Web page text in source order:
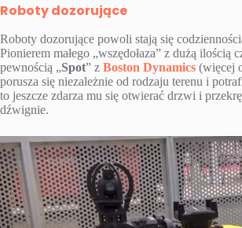
Roboty dozorujące
Roboty dozorujące powoli stają się
Pionierem małego „wszędołaza” z dużą ilością
pewnością „Spot” z Boston Dynamics (więcej
porusza się niezależnie od rodzaju terenu i
to jeszcze zdarza mu się otwierać drzwi i
dźwignie.